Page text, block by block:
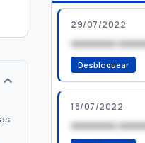
29/07/2022
xxxxxxxx
Desbloquear
18/07/2022
xxxxxxxx